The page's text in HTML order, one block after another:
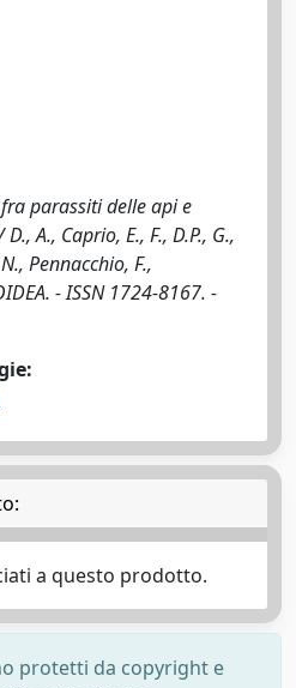
parassiti delle api e
A., Caprio, E., F., D.P., G.,
Pennacchio, F.,
- ISSN 1724-8167. -
a questo prodotto.
protetti da copyright e